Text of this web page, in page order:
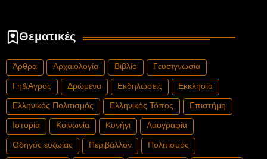
Θεματικές
Άρθρα Αρχαιολογία Βιβλίο Γευσιγνωσία
Γη&Αγρός Δρώμενα Εκδηλώσεις Εκκλησία
Ελληνικός Πολιτισμός Ελληνικός Τόπος Επιστήμη
Ιστορία Κοινωνία Κυνήγι Λαογραφία
Οδηγός ευζωίας Περιβάλλον Πολιτισμός